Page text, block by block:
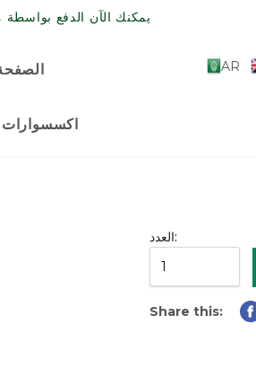
يمكنك الآن الدفع بواسطة مدى , الشحن مجاني
AR
العدد:
Share this: